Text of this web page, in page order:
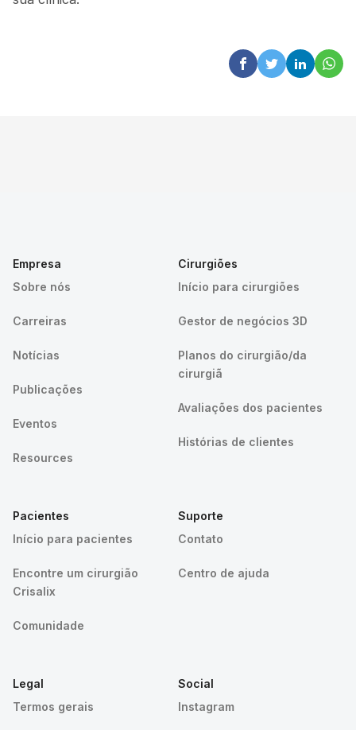
Empresa
Sobre nós
Carreiras
Notícias
Publicações
Eventos
Resources
Cirurgiões
Início para cirurgiões
Gestor de negócios 3D
Planos do cirurgião/da
cirurgiã
Avaliações dos pacientes
Histórias de clientes
Pacientes
Início para pacientes
Encontre um cirurgião
Crisalix
Comunidade
Suporte
Contato
Centro de ajuda
Legal
Termos gerais
Social
Instagram